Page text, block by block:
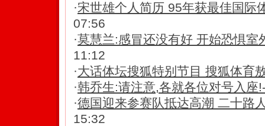
·宋世雄个人简历 95年获最佳国际
07:56
·莫慧兰:感冒还没有好 开始恐惧室
11:12
·大话体坛搜狐特别节目 搜狐体育
·韩乔生:请注意,各就各位对号入座
·德国迎来参赛队抵达高潮 二十路
15:32